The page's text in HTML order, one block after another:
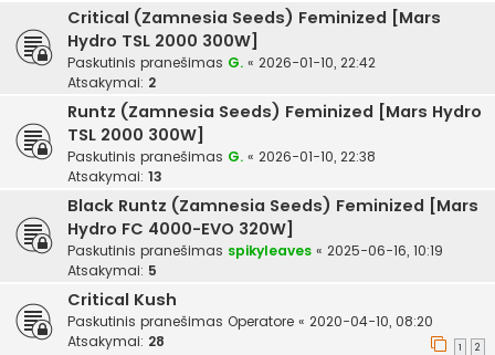
Critical (Zamnesia Seeds) Feminized [Mars
Hydro TSL 2000 300W]
Paskutinis pranešimas G. « 2026-01-10, 22:42
Atsakymai: 2
Runtz (Zamnesia Seeds) Feminized [Mars Hydro
TSL 2000 300W]
Paskutinis pranešimas G. « 2026-01-10, 22:38
Atsakymai: 13
Black Runtz (Zamnesia Seeds) Feminized [Mars
Hydro FC 4000-EVO 320W]
Paskutinis pranešimas spikyleaves « 2025-06-16, 10:19
Atsakymai: 5
Critical Kush
Paskutinis pranešimas Operatore « 2020-04-10, 08:20
Atsakymai: 28 1 2